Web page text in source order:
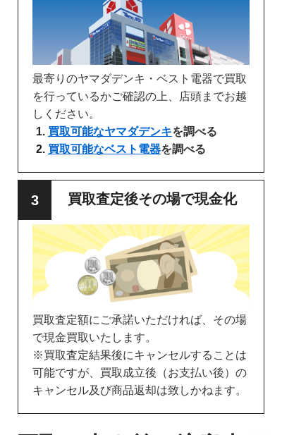
最寄りのヤマダデンキ・ベスト電器で買取
を行っているかご確認の上、店頭までお越
しください。
買取可能なヤマダデンキを調べる
買取可能なベスト電器を調べる
買取査定後その場で現金化
買取査定額にご承諾いただければ、その場
で現金買取いたします。
※買取査定結果後にキャンセルすることは
可能ですが、買取成立後（お支払い後）の
キャンセル及び商品返却は致しかねます。